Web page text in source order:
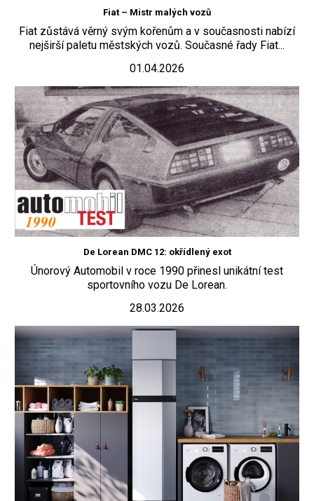
Fiat – Mistr malých vozů
Fiat zůstává věrný svým kořenům a v současnosti nabízí
nejširší paletu městských vozů. Současné řady Fiat...
01.04.2026
De Lorean DMC 12: okřídlený exot
Únorový Automobil v roce 1990 přinesl unikátní test
sportovního vozu De Lorean.
28.03.2026